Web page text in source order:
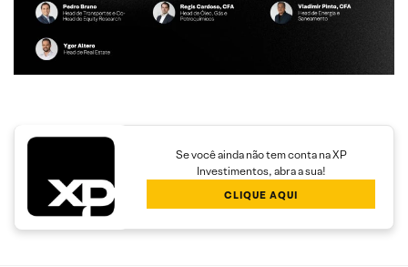
Se você ainda não tem conta na XP
Investimentos, abra a sua!
CLIQUE AQUI